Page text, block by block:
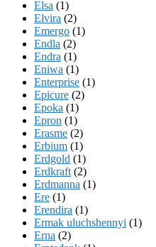
Elsa (1)
Elvira (2)
Emergo (1)
Endla (2)
Endra (1)
Eniwa (1)
Enterprise (1)
Epicure (2)
Epoka (1)
Epron (1)
Erasme (2)
Erbium (1)
Erdgold (1)
Erdkraft (2)
Erdmanna (1)
Ere (1)
Erendira (1)
Ermak uluchshennyi (1)
Erna (2)